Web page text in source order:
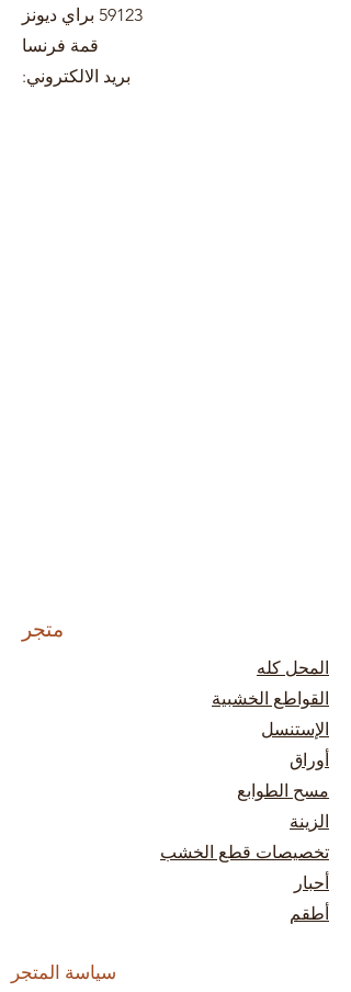
59123 براي ديونز
قمة فرنسا
بريد الالكتروني:
متجر
المحل كله
القواطع الخشبية
الإستنسل
أوراق
مسح الطوابع
الزينة
تخصيصات قطع الخشب
أحبار
أطقم
سياسة المتجر